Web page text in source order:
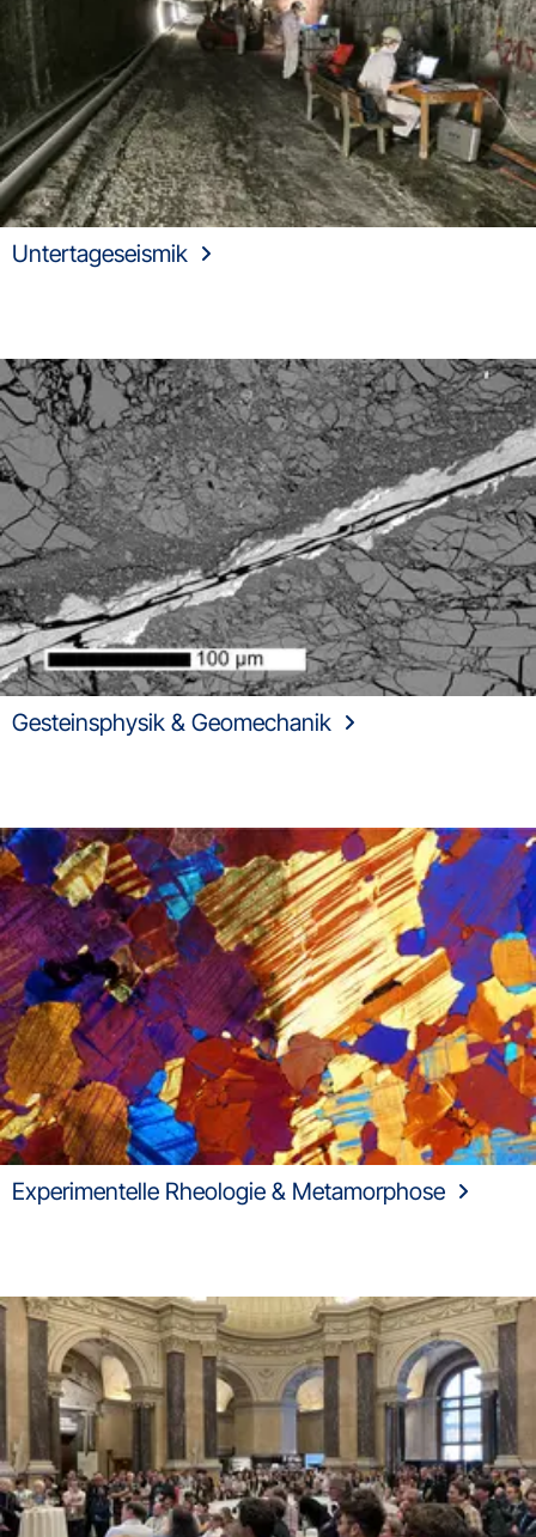
Untertageseismik
Gesteinsphysik & Geomechanik
Experimentelle Rheologie & Metamorphose